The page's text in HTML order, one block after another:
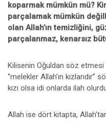
koparmak mümkün mü?
parçalamak mümkün
olan Allah’ın temizliğini,
parçalanmaz, kenarsız
Kilisenin Oğuldan söz
‘’melekler Allah’ın
kızı olsa idi onlarda ilah
Allah ise dört kitapta,